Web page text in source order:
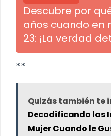
Descubre por
años cuando en
23: ¡La verdad
**
Quizás también te
Decodificando las
Mujer Cuando le